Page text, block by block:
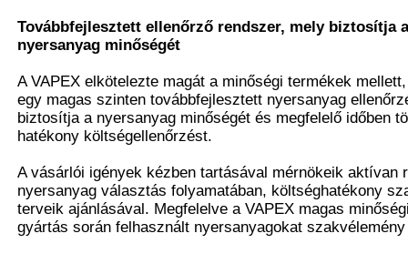
Továbbfejlesztett ellenőrző rendszer, mely biztosítja
nyersanyag minőségét
A VAPEX elkötelezte magát a minőségi termékek
egy magas szinten továbbfejlesztett nyersanyag
biztosítja a nyersanyag minőségét és megfelelő időben
hatékony költségellenőrzést.
A vásárlói igények kézben tartásával mérnökeik aktívan
nyersanyag választás folyamatában, költséghatékony
terveik ajánlásával. Megfelelve a VAPEX magas
gyártás során felhasznált nyersanyagokat